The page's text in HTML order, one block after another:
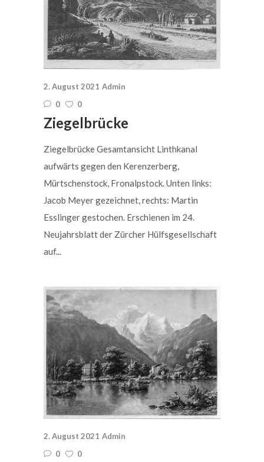
2. August 2021 Admin
0
0
Ziegelbrücke
Ziegelbrücke Gesamtansicht Linthkanal
aufwärts gegen den Kerenzerberg,
Mürtschenstock, Fronalpstock. Unten links:
Jacob Meyer gezeichnet, rechts: Martin
Esslinger gestochen. Erschienen im 24.
Neujahrsblatt der Zürcher Hülfsgesellschaft
auf...
2. August 2021 Admin
0
0